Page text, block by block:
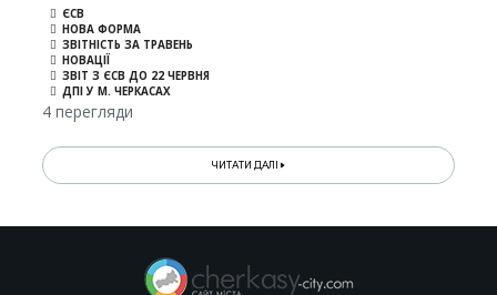
ЄСВ
НОВА ФОРМА
ЗВІТНІСТЬ ЗА ТРАВЕНЬ
НОВАЦІЇ
ЗВІТ З ЄСВ ДО 22 ЧЕРВНЯ
ДПІ У М. ЧЕРКАСАХ
4 перегляди
ЧИТАТИ ДАЛІ